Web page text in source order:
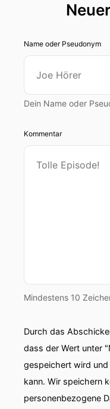
Name oder Pseudonym
Dein Name oder
Kommentar
Mindestens 10
Durch das
dass der Wert unter
gespeichert wird
kann. Wir speichern
personenbezogene